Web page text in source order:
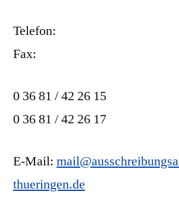
Telefon:
Fax:
0 36 81 / 42 26 15
0 36 81 / 42 26 17
E-Mail:
thueringen.de